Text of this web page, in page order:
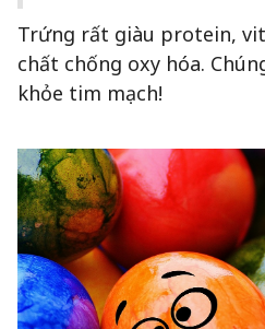
Trứng rất giàu protein,
chất chống oxy hóa.
khỏe tim mạch!